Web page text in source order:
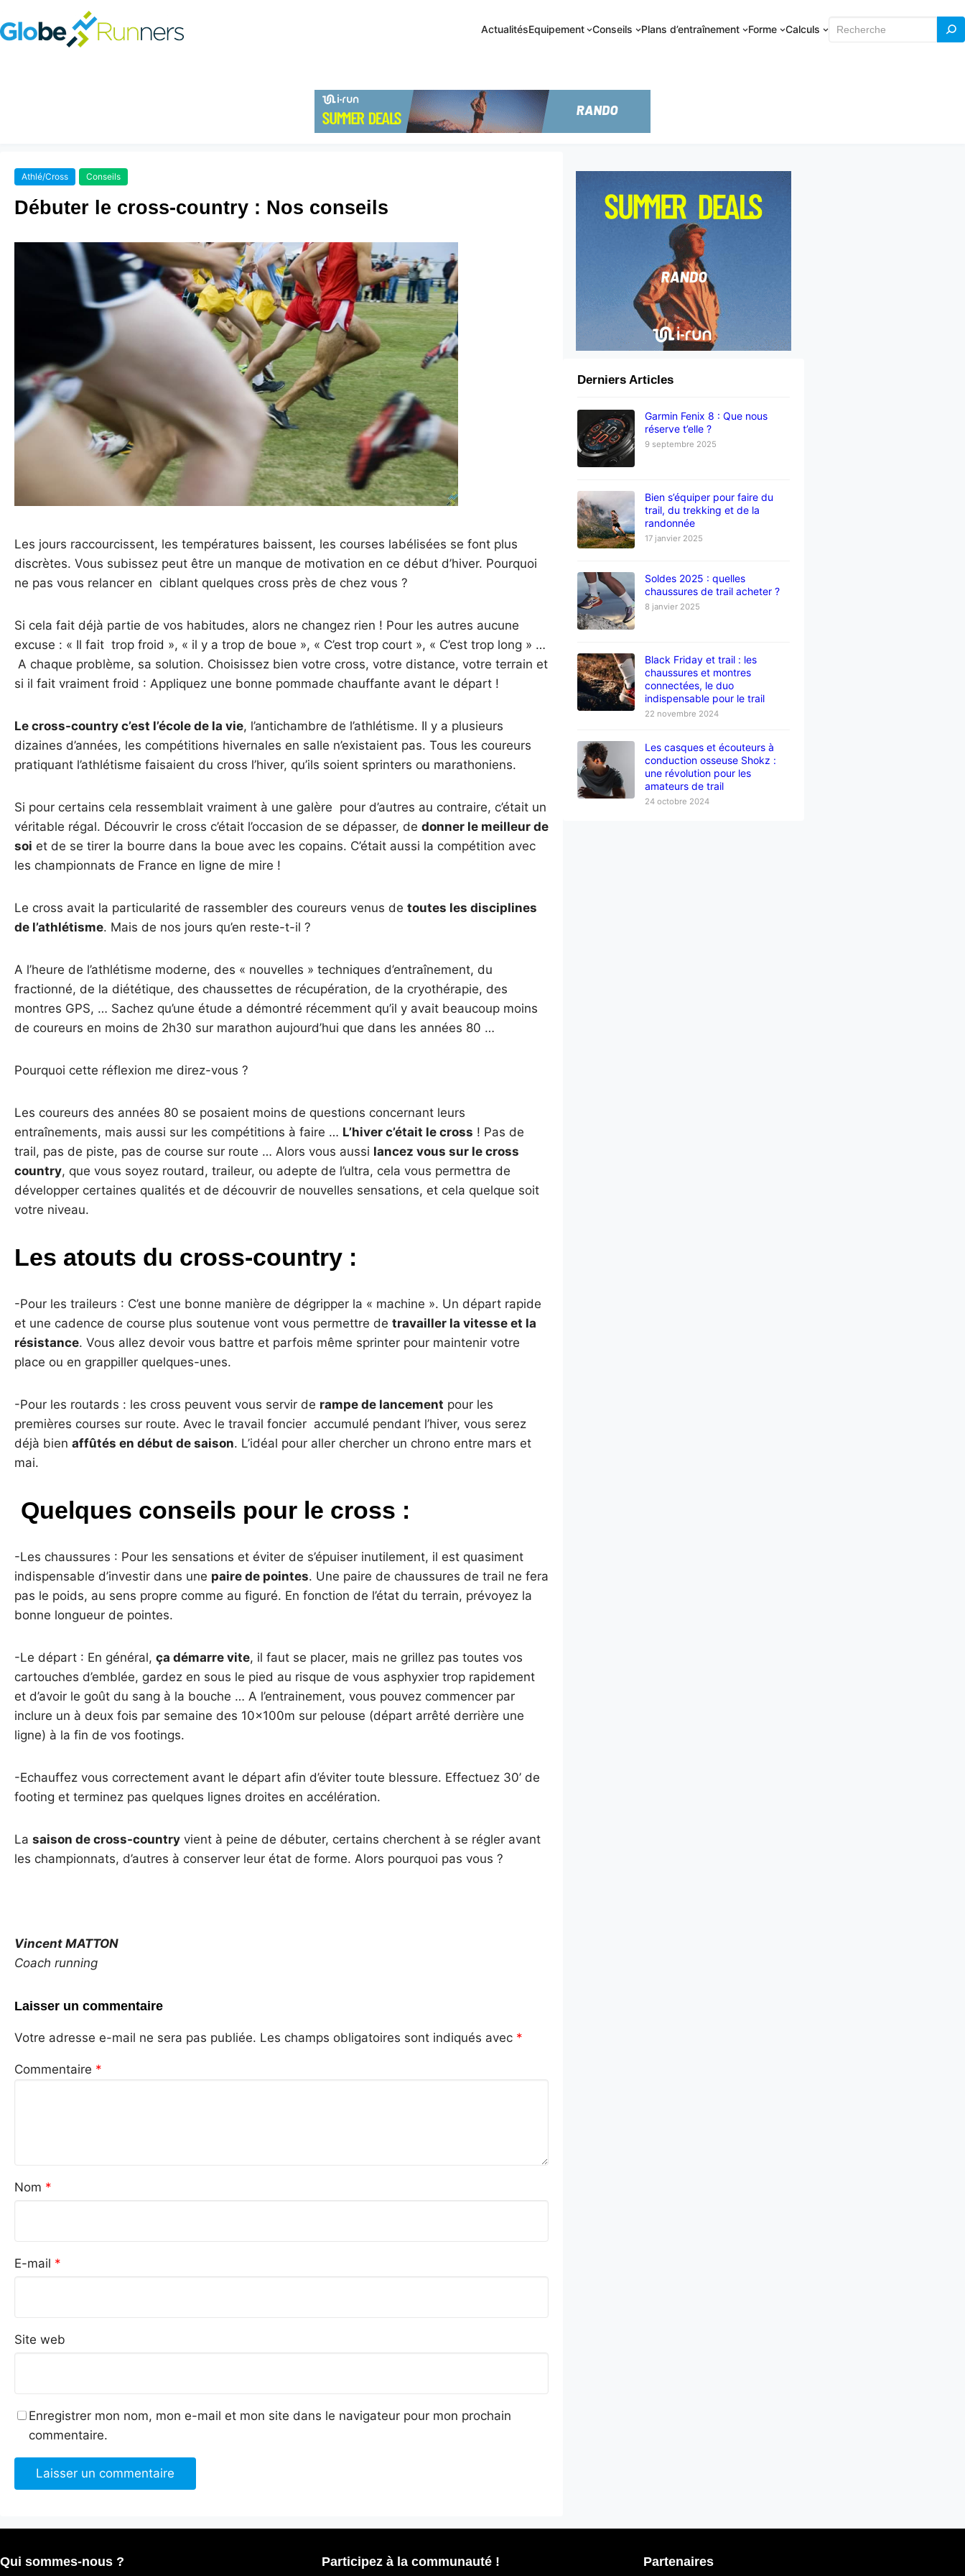
ActualitésEquipement Conseils Plans d’entraînement Forme Calculs Rechercher
Athlé/Cross Conseils
Débuter le cross-country : Nos conseils
Les jours raccourcissent, les températures baissent, les courses labélisées se font plus
discrètes. Vous subissez peut être un manque de motivation en ce début d’hiver. Pourquoi
ne pas vous relancer en ciblant quelques cross près de chez vous ?
Si cela fait déjà partie de vos habitudes, alors ne changez rien ! Pour les autres aucune
excuse : « Il fait trop froid », « il y a trop de boue », « C’est trop court », « C’est trop long » …
A chaque problème, sa solution. Choisissez bien votre cross, votre distance, votre terrain et
si il fait vraiment froid : Appliquez une bonne pommade chauffante avant le départ !
Le cross-country c’est l’école de la vie, l’antichambre de l’athlétisme. Il y a plusieurs
dizaines d’années, les compétitions hivernales en salle n’existaient pas. Tous les coureurs
pratiquant l’athlétisme faisaient du cross l’hiver, qu’ils soient sprinters ou marathoniens.
Si pour certains cela ressemblait vraiment à une galère pour d’autres au contraire, c’était un
véritable régal. Découvrir le cross c’était l’occasion de se dépasser, de donner le meilleur de
soi et de se tirer la bourre dans la boue avec les copains. C’était aussi la compétition avec
les championnats de France en ligne de mire !
Le cross avait la particularité de rassembler des coureurs venus de toutes les disciplines
de l’athlétisme. Mais de nos jours qu’en reste-t-il ?
A l’heure de l’athlétisme moderne, des « nouvelles » techniques d’entraînement, du
fractionné, de la diététique, des chaussettes de récupération, de la cryothérapie, des
montres GPS, … Sachez qu’une étude a démontré récemment qu’il y avait beaucoup moins
de coureurs en moins de 2h30 sur marathon aujourd’hui que dans les années 80 …
Pourquoi cette réflexion me direz-vous ?
Les coureurs des années 80 se posaient moins de questions concernant leurs
entraînements, mais aussi sur les compétitions à faire … L’hiver c’était le cross ! Pas de
trail, pas de piste, pas de course sur route … Alors vous aussi lancez vous sur le cross
country, que vous soyez routard, traileur, ou adepte de l’ultra, cela vous permettra de
développer certaines qualités et de découvrir de nouvelles sensations, et cela quelque soit
votre niveau.
Les atouts du cross-country :
-Pour les traileurs : C’est une bonne manière de dégripper la « machine ». Un départ rapide
et une cadence de course plus soutenue vont vous permettre de travailler la vitesse et la
résistance. Vous allez devoir vous battre et parfois même sprinter pour maintenir votre
place ou en grappiller quelques-unes.
-Pour les routards : les cross peuvent vous servir de rampe de lancement pour les
premières courses sur route. Avec le travail foncier accumulé pendant l’hiver, vous serez
déjà bien affûtés en début de saison. L’idéal pour aller chercher un chrono entre mars et
mai.
Quelques conseils pour le cross :
-Les chaussures : Pour les sensations et éviter de s’épuiser inutilement, il est quasiment
indispensable d’investir dans une paire de pointes. Une paire de chaussures de trail ne fera
pas le poids, au sens propre comme au figuré. En fonction de l’état du terrain, prévoyez la
bonne longueur de pointes.
-Le départ : En général, ça démarre vite, il faut se placer, mais ne grillez pas toutes vos
cartouches d’emblée, gardez en sous le pied au risque de vous asphyxier trop rapidement
et d’avoir le goût du sang à la bouche … A l’entrainement, vous pouvez commencer par
inclure un à deux fois par semaine des 10x100m sur pelouse (départ arrêté derrière une
ligne) à la fin de vos footings.
-Echauffez vous correctement avant le départ afin d’éviter toute blessure. Effectuez 30’ de
footing et terminez pas quelques lignes droites en accélération.
La saison de cross-country vient à peine de débuter, certains cherchent à se régler avant
les championnats, d’autres à conserver leur état de forme. Alors pourquoi pas vous ?
Vincent MATTON
Coach running
Laisser un commentaire
Votre adresse e-mail ne sera pas publiée. Les champs obligatoires sont indiqués avec *
Commentaire *
Nom *
E-mail *
Site web
Enregistrer mon nom, mon e-mail et mon site dans le navigateur pour mon prochain
commentaire.
Derniers Articles
Garmin Fenix 8 : Que nous
réserve t’elle ?
9 septembre 2025
Bien s’équiper pour faire du
trail, du trekking et de la
randonnée
17 janvier 2025
Soldes 2025 : quelles
chaussures de trail acheter ?
8 janvier 2025
Black Friday et trail : les
chaussures et montres
connectées, le duo
indispensable pour le trail
22 novembre 2024
Les casques et écouteurs à
conduction osseuse Shokz :
une révolution pour les
amateurs de trail
24 octobre 2024
Qui sommes-nous ? Participez à la communauté ! Partenaires